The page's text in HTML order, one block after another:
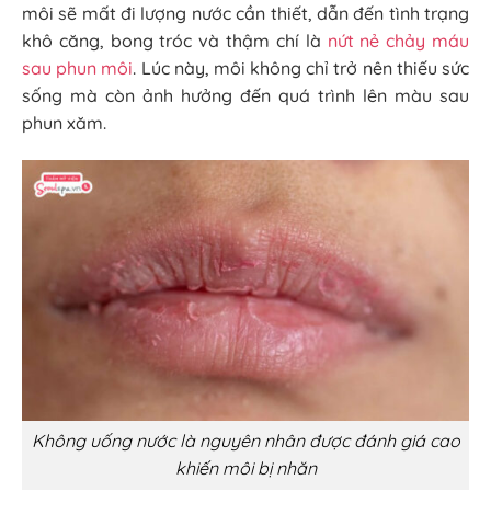
môi sẽ mất đi lượng nước cần thiết, dẫn đến tình trạng
khô căng, bong tróc và thậm chí là nứt nẻ chảy máu
sau phun môi. Lúc này, môi không chỉ trở nên thiếu sức
sống mà còn ảnh hưởng đến quá trình lên màu sau
phun xăm.
Không uống nước là nguyên nhân được đánh giá cao
khiến môi bị nhăn